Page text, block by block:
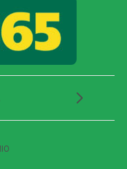
em uma
a bola na
cabecear. A
e quase
durante a